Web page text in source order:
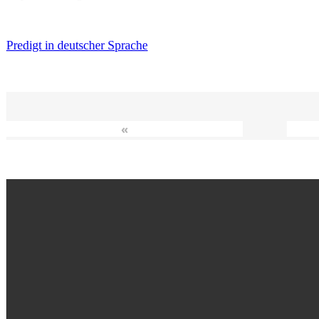
Predigt in deutscher Sprache
«